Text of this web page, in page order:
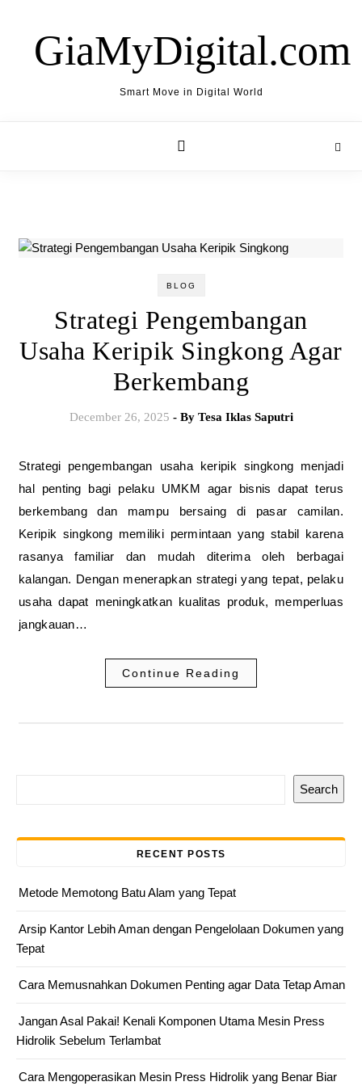
GiaMyDigital.com
Smart Move in Digital World
BLOG
Strategi Pengembangan
Usaha Keripik Singkong Agar
Berkembang
December 26, 2025 - By Tesa Iklas Saputri
Strategi pengembangan usaha keripik singkong menjadi
hal penting bagi pelaku UMKM agar bisnis dapat terus
berkembang dan mampu bersaing di pasar camilan.
Keripik singkong memiliki permintaan yang stabil karena
rasanya familiar dan mudah diterima oleh berbagai
kalangan. Dengan menerapkan strategi yang tepat, pelaku
usaha dapat meningkatkan kualitas produk, memperluas
jangkauan…
Continue Reading
Search
RECENT POSTS
Metode Memotong Batu Alam yang Tepat
Arsip Kantor Lebih Aman dengan Pengelolaan Dokumen yang
Tepat
Cara Memusnahkan Dokumen Penting agar Data Tetap Aman
Jangan Asal Pakai! Kenali Komponen Utama Mesin Press
Hidrolik Sebelum Terlambat
Cara Mengoperasikan Mesin Press Hidrolik yang Benar Biar